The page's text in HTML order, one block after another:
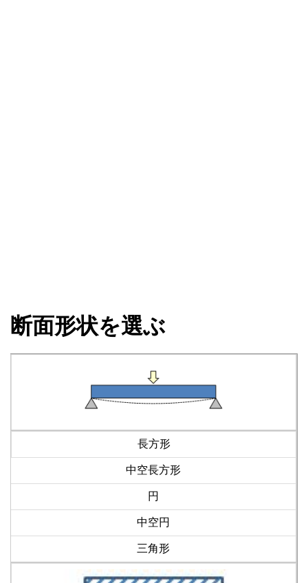
断面形状を選ぶ
長方形
中空長方形
円
中空円
三角形